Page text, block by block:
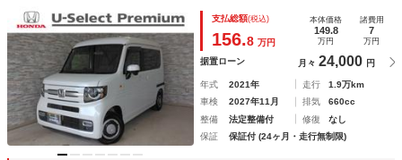
ＴＣ リアカメラ ＬＥＤヘッドライト オートエアコン ス
マートキー ＥＣＯＮ アダクティブクルーズ 衝突被害軽減
ブレーキ
支払総額(税込)
156.8 万円
本体価格
149.8
万円
諸費用
7
万円
据置ローン 月々 24,000 円
年式 2021年 走行
1.9万km
車検
2027年11月 排気
660cc
整備
法定整備付 修復
なし
保証
保証付 (24ヶ月・走行無制限)